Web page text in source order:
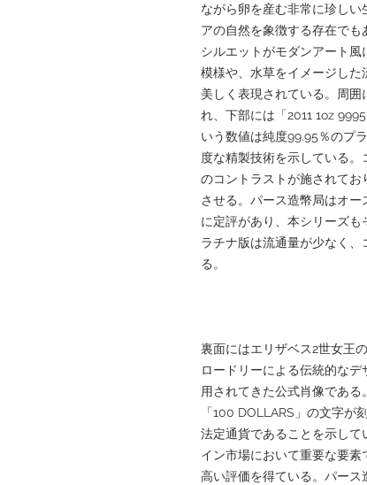
ながら卵を産む非常に珍し
アの自然を象徴する存在で
シルエットがモダンアート
模様や、水草をイメージし
美しく表現されている。周囲
れ、下部には「2011 1oz
いう数値は純度99.95％のプ
度な精製技術を示している
のコントラストが施されてお
させる。パース造幣局はオ
に定評があり、本シリーズ
ラチナ版は流通量が少なく
る。
裏面にはエリザベス2世女王
ロードリーによる伝統的な
用されてきた公式肖像である
「100 DOLLARS」の文字
法定通貨であることを示して
イン市場において重要な要
高い評価を得ている。パー